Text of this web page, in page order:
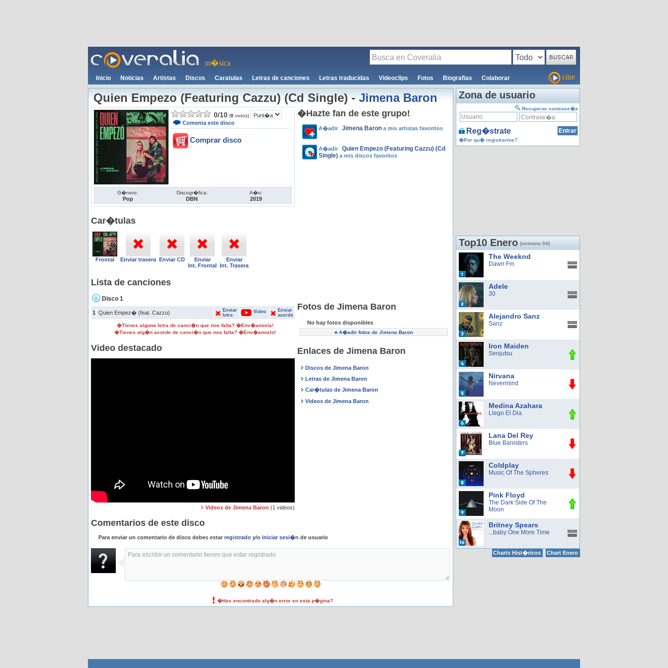
m�sica
Inicio Noticias Artistas Discos Caratulas Letras de canciones Letras traducidas Videoclips Fotos Biografias Colaborar cine
Quien Empezo (Featuring Cazzu) (Cd Single)-Jimena Baron
0/10 (0 votos)
Comenta este disco
Comprar disco
G�nero:
Pop
Discogr�fica:
DBN
A�o:
2019
Car�tulas
Frontal Enviar trasera Enviar CD
Enviar
Int. Frontal
Enviar
Int. Trasera
Lista de canciones
Disco 1
1 Quien Empez� (feat. Cazzu)
Enviar
letra
Video
Enviar
acorde
�Tienes alguna letra de canci�n que nos falta? �Env�anosla!
�Tienes alg�n acorde de canci�n que nos falta? �Env�anoslo!
Video destacado
Videos de Jimena Baron (1 videos)
�Hazte fan de este grupo!
A�adir Jimena Baron a mis artistas favoritos
A�adir
Quien Empezo (Featuring Cazzu) (Cd
Single) a mis discos favoritos
Fotos de Jimena Baron
No hay fotos disponibles
A�adir fotos de Jimena Baron
Enlaces de Jimena Baron
Discos de Jimena Baron
Letras de Jimena Baron
Car�tulas de Jimena Baron
Videos de Jimena Baron
Comentarios de este disco
Para enviar un comentario de disco debes estar registrado y/o iniciar sesi�n de usuario
�Has encontrado alg�n error en esta p�gina?
Zona de usuario
Recuperar contrase�a
Reg�strate
�Por qu� registrarme?
Top10 Enero (semana 04)
The Weeknd
Dawn Fm
Adele
30
Alejandro Sanz
Sanz
Iron Maiden
Senjutsu
Nirvana
Nevermind
Medina Azahara
Llego El Dia
Lana Del Rey
Blue Banisters
Coldplay
Music Of The Spheres
Pink Floyd
The Dark Side Of The
Moon
Britney Spears
...baby One More Time
Charts Hist�ricos Chart Enero